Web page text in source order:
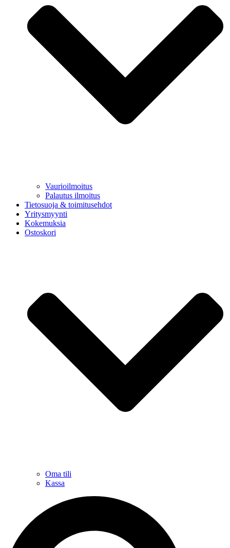
Vaurioilmoitus
Palautus ilmoitus
Tietosuoja & toimitusehdot
Yritysmyynti
Kokemuksia
Ostoskori
Oma tili
Kassa